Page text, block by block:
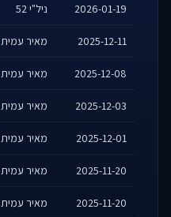
2026-01-19 ניל"י 52
2025-12-11 מאיר עמית 6
2025-12-08 מאיר עמית 7
2025-12-03 מאיר עמית 7
2025-12-01 מאיר עמית 7
2025-11-20 מאיר עמית 7
2025-11-20 מאיר עמית 3